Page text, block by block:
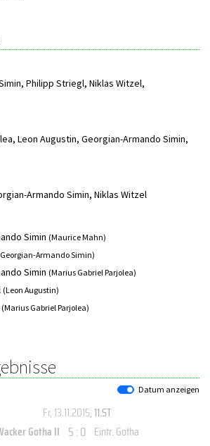
, Philipp Striegl, Niklas Witzel,
, Leon Augustin, Georgian-Armando Simin,
Armando Simin, Niklas Witzel
Simin (Maurice Mahn)
Armando Simin)
Simin (Marius Gabriel Parjolea)
(Leon Augustin)
(Marius Gabriel Parjolea)
Datum anzeigen
Fr, 13.11.2015, 11.ST
Gotha II 5 : 0 Eintr. Gotha